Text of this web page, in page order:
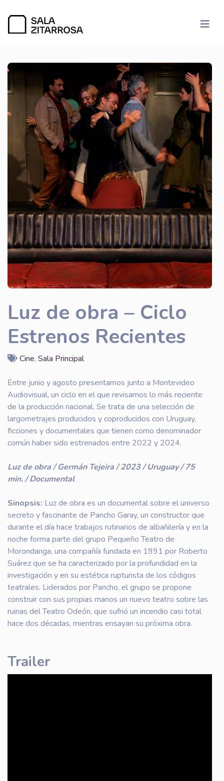
Luz de obra – Ciclo
Estrenos Recientes
Cine, Sala Principal
Entre junio y agosto presentamos junto a Montevideo
Audiovisual, un ciclo en el que revisamos lo más reciente
de la producción nacional. Se trata de una selección de
largometrajes producidos y coproducidos con Uruguay,
ficciones y documentales que tienen como denominador
común haber sido estrenados entre 2022 y 2024.
Luz de obra / Germán Tejeira / 2023 / Uruguay / 75
min. / Documental
Sinopsis: Luz de obra es un documental sobre el universo
secreto y fascinante de Pancho Garay, un constructor que
durante el día hace trabajos rutinarios de albañilería y en la
noche forma parte del grupo Pequeño Teatro de
Morondanga, una compañía fundada en 1991 por Roberto
Suárez que se ha caracterizado por la profundidad en la
investigación y en su estética rupturista de los códigos
teatrales. Liderados por Pancho, el grupo se propone
construir con sus propias manos un nuevo teatro sobre las
ruinas del Teatro Odeón, que sufrió un incendio casi total
hace dos décadas, mientras ensayan su próxima obra.
Trailer